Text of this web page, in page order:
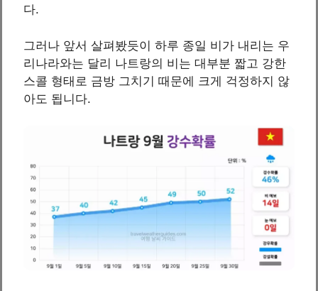
다.
그러나 앞서 살펴봤듯이 하루 종일 비가 내리는 우
리나라와는 달리 나트랑의 비는 대부분 짧고 강한
스콜 형태로 금방 그치기 때문에 크게 걱정하지 않
아도 됩니다.